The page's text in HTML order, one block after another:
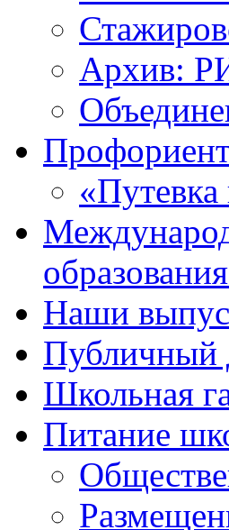
Архив:
Наши
Публичный
Школьная
Питание